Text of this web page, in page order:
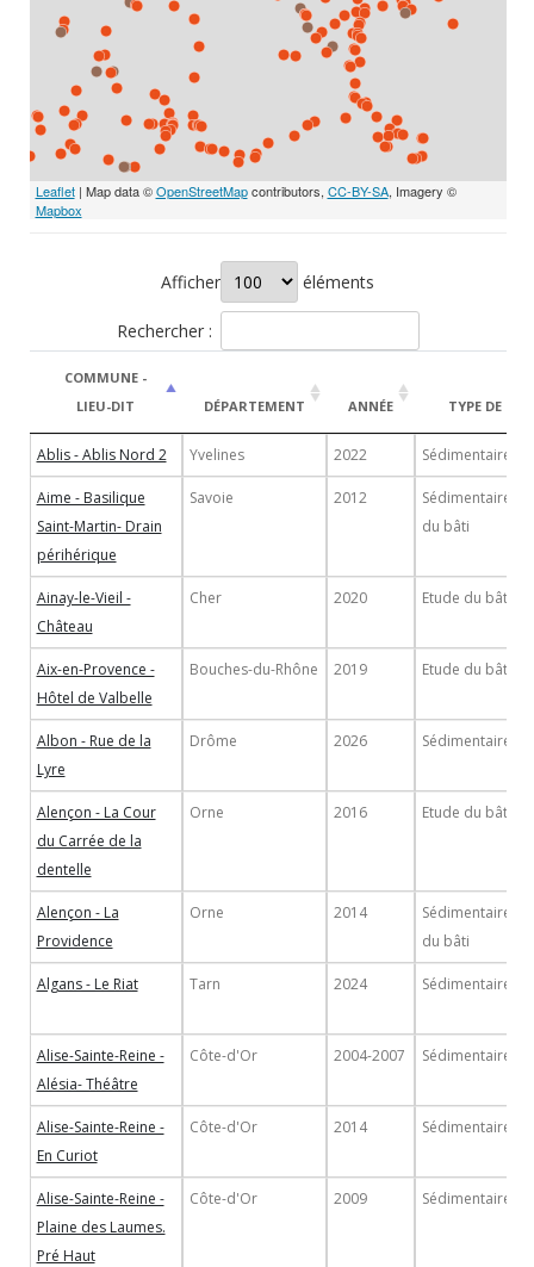
Leaflet| Map data ©OpenStreetMapcontributors, CC-BY-SA, Imagery ©
Mapbox
Afficher éléments
Rechercher :
COMMUNE -
LIEU-DIT
DÉPARTEMENT ANNÉE TYPE DE SITE
Ablis - Ablis Nord 2 Yvelines 2022 Sédimentaire
Aime - Basilique
Saint-Martin- Drain
périhérique
Savoie 2012
Sédimentaire/
du bâti
Ainay-le-Vieil -
Château
Cher 2020 Etude du bâti
Aix-en-Provence -
Hôtel de Valbelle
Bouches-du-Rhône 2019 Etude du bâti
Albon - Rue de la
Lyre
Drôme 2026 Sédimentaire
Alençon - La Cour
du Carrée de la
dentelle
Orne 2016 Etude du bâti
Alençon - La
Providence
Orne 2014
Sédimentaire/
du bâti
Algans - Le Riat Tarn 2024 Sédimentaire
Alise-Sainte-Reine -
Alésia- Théâtre
Côte-d'Or 2004-2007 Sédimentaire
Alise-Sainte-Reine -
En Curiot
Côte-d'Or 2014 Sédimentaire
Alise-Sainte-Reine -
Plaine des Laumes.
Pré Haut
Côte-d'Or 2009 Sédimentaire